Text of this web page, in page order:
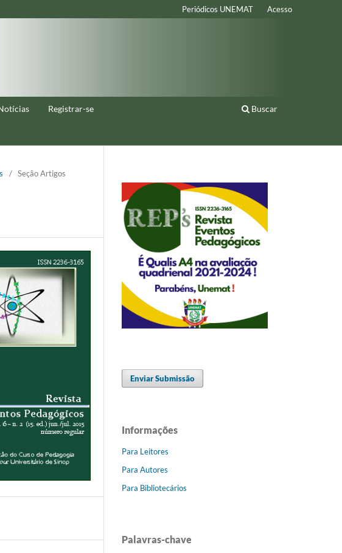
Registrar-se Buscar
Periódicos UNEMAT Acesso
/ Seção Artigos
Enviar Submissão
Informações
Para Leitores
Para Autores
Para Bibliotecários
Palavras-chave